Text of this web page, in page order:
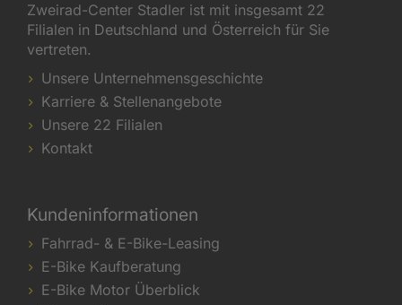
Zweirad-Center Stadler ist mit insgesamt 22
Filialen in Deutschland und Österreich für Sie
vertreten.
Unsere Unternehmensgeschichte
Karriere & Stellenangebote
Unsere 22 Filialen
Kontakt
Kundeninformationen
Fahrrad- & E-Bike-Leasing
E-Bike Kaufberatung
E-Bike Motor Überblick